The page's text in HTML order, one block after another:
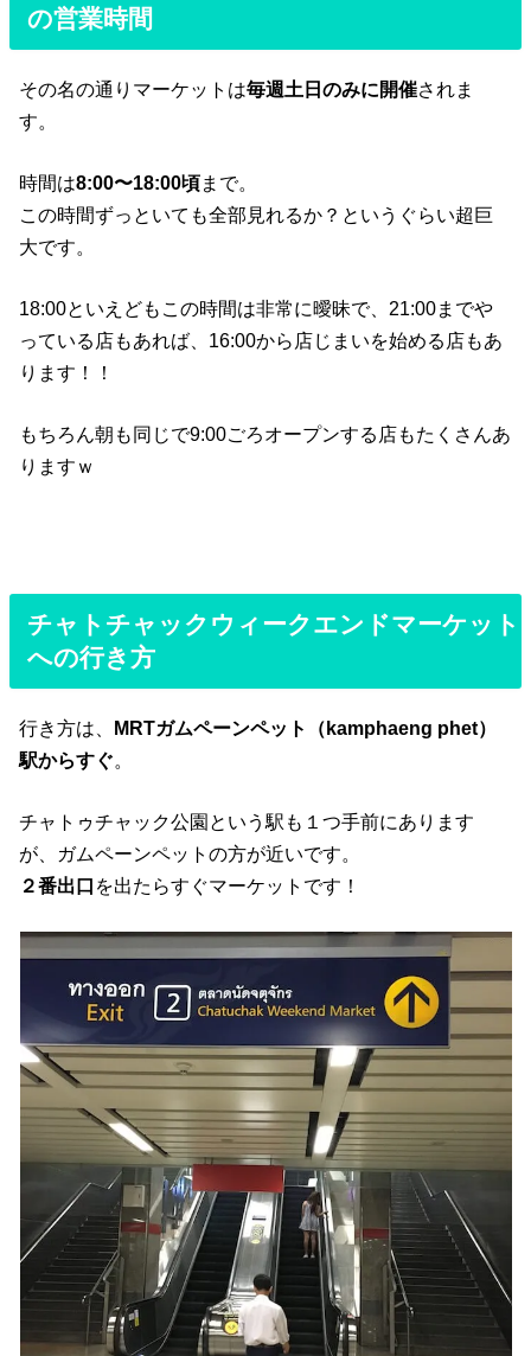
の営業時間
その名の通りマーケットは毎週土日のみに開催されま
す。
時間は8:00〜18:00頃まで。
この時間ずっといても全部見れるか？というぐらい超巨
大です。
18:00といえどもこの時間は非常に曖昧で、21:00までや
っている店もあれば、16:00から店じまいを始める店もあ
ります！！
もちろん朝も同じで9:00ごろオープンする店もたくさんあ
りますｗ
チャトチャックウィークエンドマーケット
への行き方
行き方は、
MRTガムペーンペット（kamphaeng phet）
駅からすぐ。
チャトゥチャック公園という駅も１つ手前にあります
が、ガムペーンペットの方が近いです。
２番出口 を出たらすぐマーケットです！